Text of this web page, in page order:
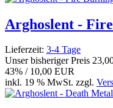
Arghoslent -
Lieferzeit: 3-4 Tage
Unser bisheriger Preis
43% / 10,00 EUR
inkl. 19 % MwSt. zzgl.